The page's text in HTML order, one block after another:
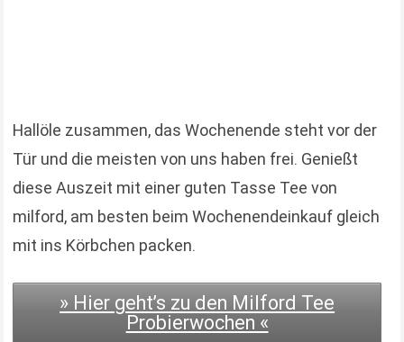
Hallöle zusammen, das Wochenende steht vor der
Tür und die meisten von uns haben frei. Genießt
diese Auszeit mit einer guten Tasse Tee von
milford, am besten beim Wochenendeinkauf gleich
mit ins Körbchen packen.
» Hier geht’s zu den Milford Tee
Probierwochen «